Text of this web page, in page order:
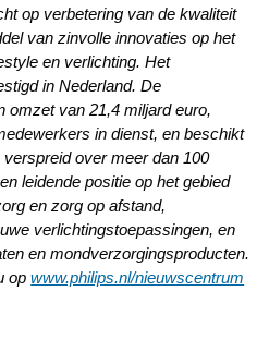
op verbetering van de kwaliteit
van zinvolle innovaties op het
en verlichting. Het
in Nederland. De
omzet van 21,4 miljard euro,
in dienst, en beschikt
over meer dan 100
leidende positie op het gebied
en zorg op afstand,
verlichtingstoepassingen, en
en mondverzorgingsproducten.
opwww.philips.nl/nieuwscentrum